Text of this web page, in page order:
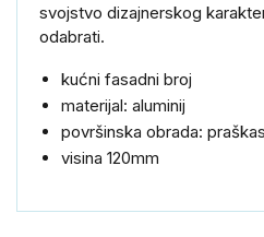
svojstvo dizajnerskog
odabrati.
kućni fasadni broj
materijal: aluminij
površinska obrada:
visina 120mm